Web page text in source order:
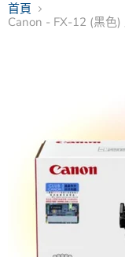
首頁
Canon - FX-12 (黑色